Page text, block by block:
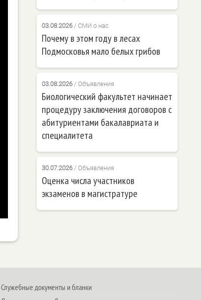
03.08.2026/ СМИ о нас
Почему в этом году в лесах
Подмосковья мало белых грибов
03.08.2026/ Объявления
Биологический факультет начинает
процедуру заключения договоров с
абитуриентами бакалавриата и
специалитета
30.07.2026/ Объявления
Оценка числа участников
экзаменов в магистратуре
Служебные документы и бланки